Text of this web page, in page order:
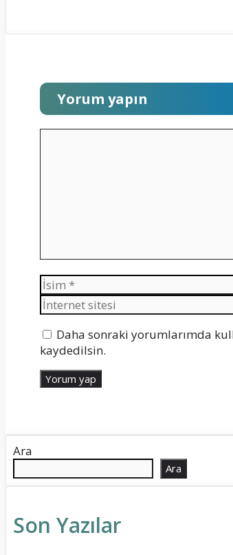
Yorum yapın
İsim
Daha sonraki yorumlarımda
kaydedilsin.
Ara
Ara
Son Yazılar